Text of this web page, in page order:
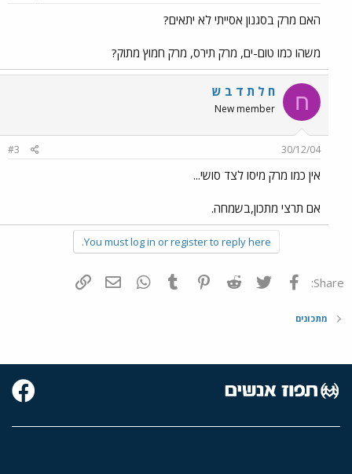
האם מרק בסגנון אסייתי לא יתאים?
משהו כמו טום-ים, מרק תירס, מרק חמוץ מתוק?
ח ח ל ת ד ב ש
New member
30/12/04
#3
אין כמו מרק מיסו לצד סושי...
אם תרצי מתכון,בשמחה.
You must log in or register to reply here.
Share: פייסבוק Twitter
Reddit
Pinterest
Tumblr
WhatsAppדואר אלקטרוני
מתכונים